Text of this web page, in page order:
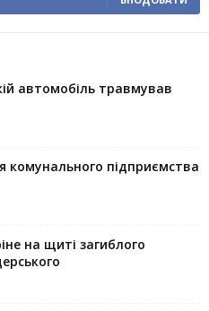
автомобіль травмував
комунального підприємства
на щиті загиблого